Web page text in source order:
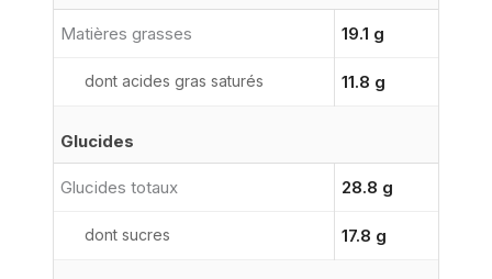
Matières grasses 19.1 g
dont acides gras saturés 11.8 g
Glucides
Glucides totaux 28.8 g
dont sucres 17.8 g